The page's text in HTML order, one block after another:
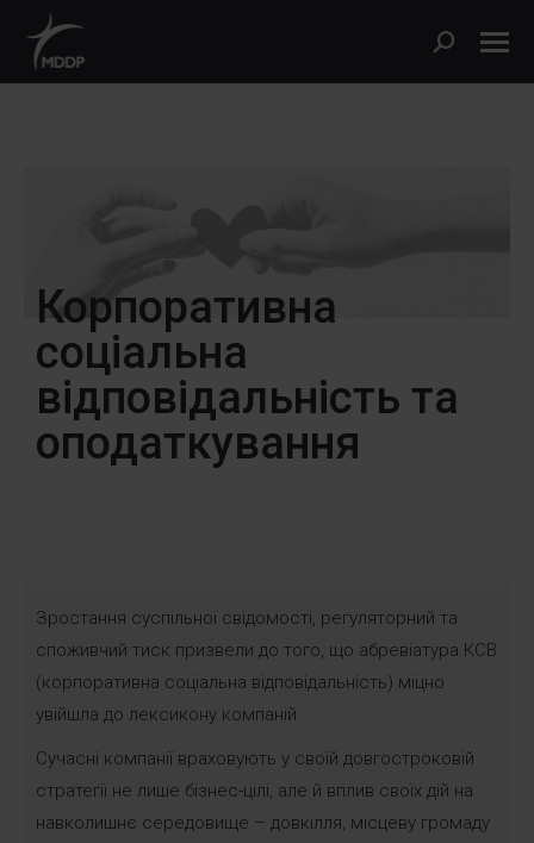
Корпоративна
соціальна
відповідальність та
оподаткування
Зростання суспільної свідомості, регуляторний та
споживчий тиск призвели до того, що абревіатура КСВ
(корпоративна соціальна відповідальність) міцно
увійшла до лексикону компаній.
Сучасні компанії враховують у своїй довгостроковій
стратегії не лише бізнес-цілі, але й вплив своїх дій на
навколишнє середовище – довкілля, місцеву громаду